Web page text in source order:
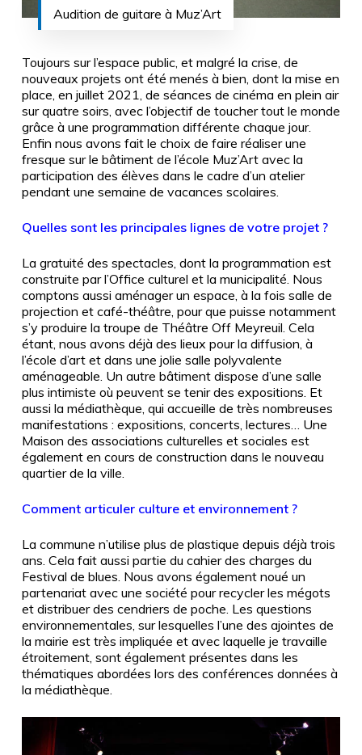
Audition de guitare à Muz’Art
Toujours sur l’espace public, et malgré la crise, de
nouveaux projets ont été menés à bien, dont la mise en
place, en juillet 2021, de séances de cinéma en plein air
sur quatre soirs, avec l’objectif de toucher tout le monde
grâce à une programmation différente chaque jour.
Enfin nous avons fait le choix de faire réaliser une
fresque sur le bâtiment de l’école Muz’Art avec la
participation des élèves dans le cadre d’un atelier
pendant une semaine de vacances scolaires.
Quelles sont les principales lignes de votre projet ?
La gratuité des spectacles, dont la programmation est
construite par l’Office culturel et la municipalité. Nous
comptons aussi aménager un espace, à la fois salle de
projection et café-théâtre, pour que puisse notamment
s’y produire la troupe de Théâtre Off Meyreuil. Cela
étant, nous avons déjà des lieux pour la diffusion, à
l’école d’art et dans une jolie salle polyvalente
aménageable. Un autre bâtiment dispose d’une salle
plus intimiste où peuvent se tenir des expositions. Et
aussi la médiathèque, qui accueille de très nombreuses
manifestations : expositions, concerts, lectures… Une
Maison des associations culturelles et sociales est
également en cours de construction dans le nouveau
quartier de la ville.
Comment articuler culture et environnement ?
La commune n’utilise plus de plastique depuis déjà trois
ans. Cela fait aussi partie du cahier des charges du
Festival de blues. Nous avons également noué un
partenariat avec une société pour recycler les mégots
et distribuer des cendriers de poche. Les questions
environnementales, sur lesquelles l’une des ajointes de
la mairie est très impliquée et avec laquelle je travaille
étroitement, sont également présentes dans les
thématiques abordées lors des conférences données à
la médiathèque.